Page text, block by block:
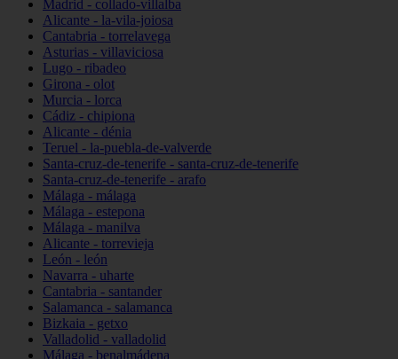
Madrid - collado-villalba
Alicante - la-vila-joiosa
Cantabria - torrelavega
Asturias - villaviciosa
Lugo - ribadeo
Girona - olot
Murcia - lorca
Cádiz - chipiona
Alicante - dénia
Teruel - la-puebla-de-valverde
Santa-cruz-de-tenerife - santa-cruz-de-tenerife
Santa-cruz-de-tenerife - arafo
Málaga - málaga
Málaga - estepona
Málaga - manilva
Alicante - torrevieja
León - león
Navarra - uharte
Cantabria - santander
Salamanca - salamanca
Bizkaia - getxo
Valladolid - valladolid
Málaga - benalmádena